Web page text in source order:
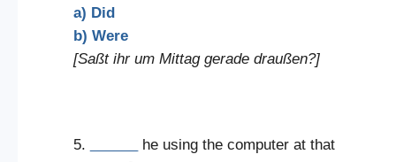
a) Did
b) Were
[Saßt ihr um Mittag gerade draußen?]
5.
he using the computer at that